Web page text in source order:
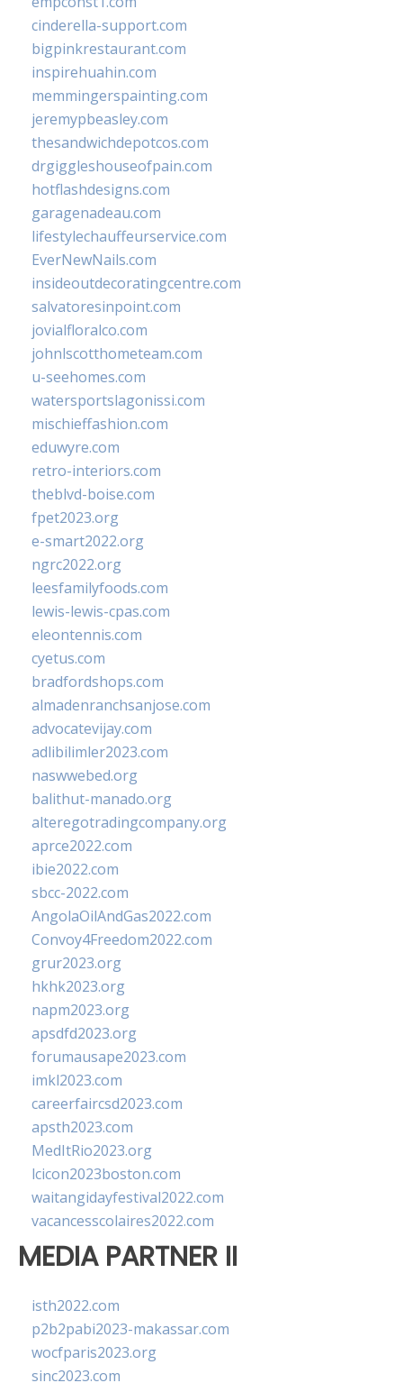
cinderella-support.com
bigpinkrestaurant.com
inspirehuahin.com
memmingerspainting.com
jeremypbeasley.com
thesandwichdepotcos.com
drgiggleshouseofpain.com
hotflashdesigns.com
garagenadeau.com
lifestylechauffeurservice.com
EverNewNails.com
insideoutdecoratingcentre.com
salvatoresinpoint.com
jovialfloralco.com
johnlscotthometeam.com
u-seehomes.com
watersportslagonissi.com
mischieffashion.com
eduwyre.com
retro-interiors.com
theblvd-boise.com
fpet2023.org
e-smart2022.org
ngrc2022.org
leesfamilyfoods.com
lewis-lewis-cpas.com
eleontennis.com
cyetus.com
bradfordshops.com
almadenranchsanjose.com
advocatevijay.com
adlibilimler2023.com
naswwebed.org
balithut-manado.org
alteregotradingcompany.org
aprce2022.com
ibie2022.com
sbcc-2022.com
AngolaOilAndGas2022.com
Convoy4Freedom2022.com
grur2023.org
hkhk2023.org
napm2023.org
apsdfd2023.org
forumausape2023.com
imkl2023.com
careerfaircsd2023.com
apsth2023.com
MedItRio2023.org
lcicon2023boston.com
waitangidayfestival2022.com
vacancesscolaires2022.com
MEDIA PARTNER II
isth2022.com
p2b2pabi2023-makassar.com
wocfparis2023.org
sinc2023.com